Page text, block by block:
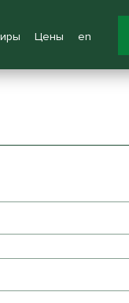
Цены en